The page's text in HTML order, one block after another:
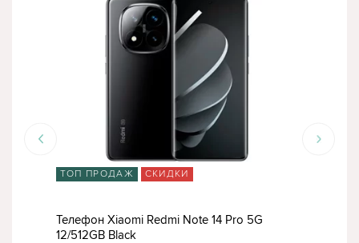
ТОП ПРОДАЖ СКИДКИ
Телефон Xiaomi Redmi Note 14 Pro 5G
12/512GB Black